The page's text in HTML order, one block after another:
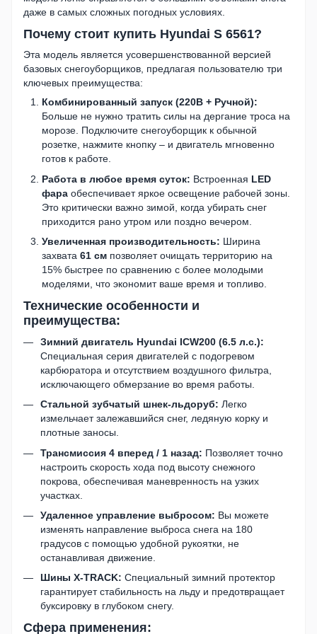
даже в самых сложных погодных условиях.
Почему стоит купить Hyundai S 6561?
Эта модель является усовершенствованной версией
базовых снегоуборщиков, предлагая пользователю три
ключевых преимущества:
Комбинированный запуск (220В + Ручной):
Больше не нужно тратить силы на дергание троса на
морозе. Подключите снегоуборщик к обычной
розетке, нажмите кнопку – и двигатель мгновенно
готов к работе.
Работа в любое время суток: Встроенная LED
фара обеспечивает яркое освещение рабочей зоны.
Это критически важно зимой, когда убирать снег
приходится рано утром или поздно вечером.
Увеличенная производительность: Ширина
захвата 61 см позволяет очищать территорию на
15% быстрее по сравнению с более молодыми
моделями, что экономит ваше время и топливо.
Технические особенности и
преимущества:
Зимний двигатель Hyundai ICW200 (6.5 л.с.):
Специальная серия двигателей с подогревом
карбюратора и отсутствием воздушного фильтра,
исключающего обмерзание во время работы.
Стальной зубчатый шнек-льдоруб: Легко
измельчает залежавшийся снег, ледяную корку и
плотные заносы.
Трансмиссия 4 вперед / 1 назад: Позволяет точно
настроить скорость хода под высоту снежного
покрова, обеспечивая маневренность на узких
участках.
Удаленное управление выбросом: Вы можете
изменять направление выброса снега на 180
градусов с помощью удобной рукоятки, не
останавливая движение.
Шины X-TRACK: Специальный зимний протектор
гарантирует стабильность на льду и предотвращает
буксировку в глубоком снегу.
Сфера применения: